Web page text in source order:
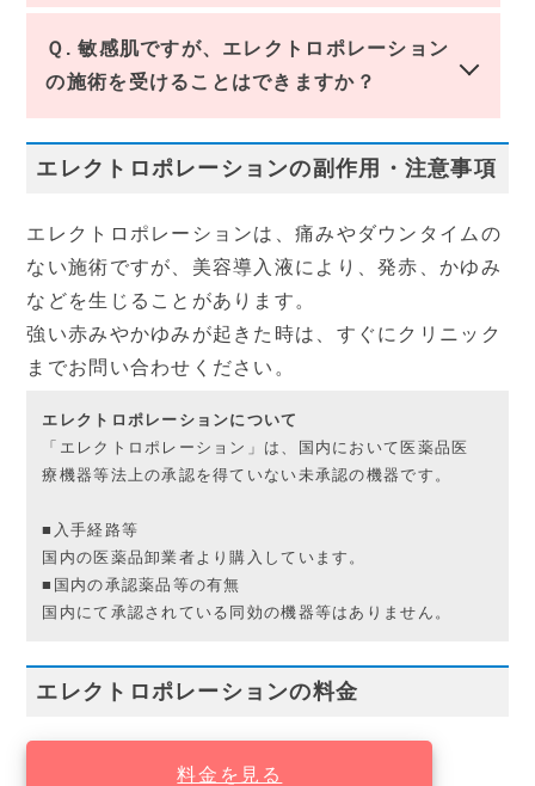
Ｑ. 敏感肌ですが、エレクトロポレーション
の施術を受けることはできますか？
エレクトロポレーションの副作用・注意事項
エレクトロポレーションは、痛みやダウンタイムの
ない施術ですが、美容導入液により、発赤、かゆみ
などを生じることがあります。
強い赤みやかゆみが起きた時は、すぐにクリニック
までお問い合わせください。
エレクトロポレーションについて
「エレクトロポレーション」は、国内において医薬品医
療機器等法上の承認を得ていない未承認の機器です。
■入手経路等
国内の医薬品卸業者より購入しています。
■国内の承認薬品等の有無
国内にて承認されている同効の機器等はありません。
エレクトロポレーションの料金
料金を見る